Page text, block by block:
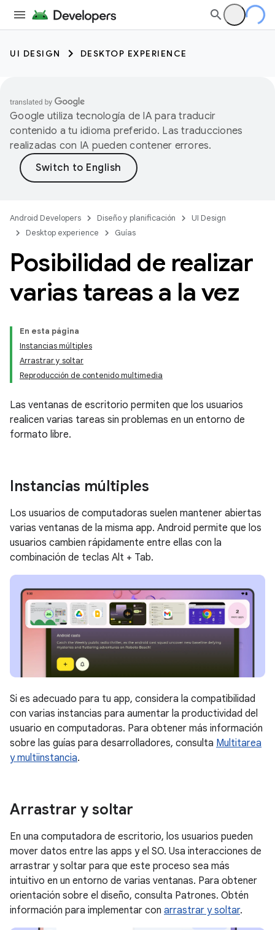
UI DESIGN DESKTOP EXPERIENCE
Google utiliza tecnología de IA para traducir
contenido a tu idioma preferido. Las traducciones
realizadas con IA pueden contener errores.
Android Developers Diseño y planificación
UI Design
Desktop experience
Guías
Posibilidad de realizar
varias tareas a la vez
En esta página
Instancias múltiples
Arrastrar y soltar
Reproducción de contenido multimedia
Las ventanas de escritorio permiten que los usuarios
realicen varias tareas sin problemas en un entorno de
formato libre.
Instancias múltiples
Los usuarios de computadoras suelen mantener abiertas
varias ventanas de la misma app. Android permite que los
usuarios cambien rápidamente entre ellas con la
combinación de teclas Alt + Tab.
Si es adecuado para tu app, considera la compatibilidad
con varias instancias para aumentar la productividad del
usuario en computadoras. Para obtener más información
sobre las guías para desarrolladores, consulta Multitarea
y multiinstancia.
Arrastrar y soltar
En una computadora de escritorio, los usuarios pueden
mover datos entre las apps y el SO. Usa interacciones de
arrastrar y soltar para que este proceso sea más
intuitivo en un entorno de varias ventanas. Para obtener
orientación sobre el diseño, consulta Patrones. Obtén
información para implementar con arrastrar y soltar.